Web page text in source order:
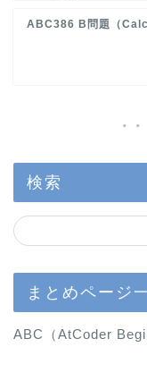
ABC386 B問題（
検索
まとめページ
ABC（AtCoder